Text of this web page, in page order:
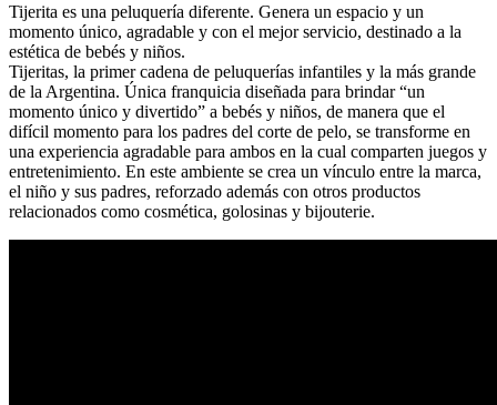
Tijerita es una peluquería diferente. Genera un espacio y un
momento único, agradable y con el mejor servicio, destinado a la
estética de bebés y niños.
Tijeritas, la primer cadena de peluquerías infantiles y la más grande
de la Argentina. Única franquicia diseñada para brindar “un
momento único y divertido” a bebés y niños, de manera que el
difícil momento para los padres del corte de pelo, se transforme en
una experiencia agradable para ambos en la cual comparten juegos y
entretenimiento. En este ambiente se crea un vínculo entre la marca,
el niño y sus padres, reforzado además con otros productos
relacionados como cosmética, golosinas y bijouterie.